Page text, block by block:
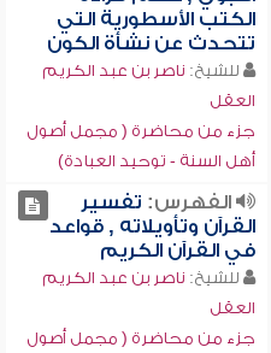
الكتب الأسطورية التي
تتحدث عن نشأة الكون
للشيخ: ناصر بن عبد الكريم
العقل
جزء من محاضرة ( مجمل أصول
أهل السنة - توحيد العبادة)
الفهرس: تفسير
القرآن وتأويلاته , قواعد
في القرآن الكريم
للشيخ: ناصر بن عبد الكريم
العقل
جزء من محاضرة ( مجمل أصول